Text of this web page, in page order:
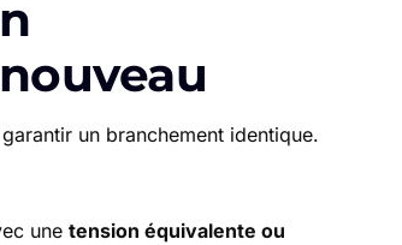
un branchement identique.
une tension équivalente ou